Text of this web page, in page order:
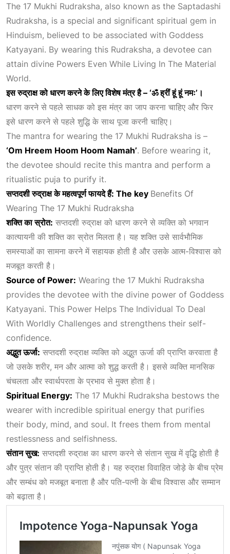
The 17 Mukhi Rudraksha, also known as the Saptadashi
Rudraksha, is a special and significant spiritual gem in
Hinduism, believed to be associated with Goddess
Katyayani. By wearing this Rudraksha, a devotee can
attain divine Powers Even While Living In The Material
World.
इसरुद्राक्षकोधारणकरनेकेलिएविशेषमंत्रहै – ‘ॐह्रींहूंहूंनमः’ ।
धारण करने से पहले साधक को इस मंत्र का जाप करना चाहिए और फिर
इसे धारण करने से पहले शुद्धि के साथ पूजा करनी चाहिए।
The mantra for wearing the 17 Mukhi Rudraksha is –
‘Om Hreem Hoom Hoom Namah’. Before wearing it,
the devotee should recite this mantra and perform a
ritualistic puja to purify it.
सप्तदशीरुद्राक्षकेमहत्वपूर्णफायदेहैं: The key Benefits Of
Wearing The 17 Mukhi Rudraksha
शक्तिकास्रोत: सप्तदशी रुद्राक्ष को धारण करने से व्यक्ति को भगवान
कात्यायनी की शक्ति का स्रोत मिलता है। यह शक्ति उसे सार्वभौमिक
समस्याओं का सामना करने में सहायक होती है और उसके आत्म-विश्वास को
मजबूत करती है।
Source of Power: Wearing the 17 Mukhi Rudraksha
provides the devotee with the divine power of Goddess
Katyayani. This Power Helps The Individual To Deal
With Worldly Challenges and strengthens their self-
confidence.
अद्भुतऊर्जा: सप्तदशी रुद्राक्ष व्यक्ति को अद्भुत ऊर्जा की प्राप्ति करवाता है
जो उसके शरीर, मन और आत्मा को शुद्ध करती है। इससे व्यक्ति मानसिक
चंचलता और स्वार्थपरता के प्रभाव से मुक्त होता है।
Spiritual Energy: The 17 Mukhi Rudraksha bestows the
wearer with incredible spiritual energy that purifies
their body, mind, and soul. It frees them from mental
restlessness and selfishness.
संतान सुख: सप्तदशी रुद्राक्ष का धारण करने से संतान सुख में वृद्धि होती है
और पुत्र संतान की प्राप्ति होती है। यह रुद्राक्ष विवाहित जोड़े के बीच प्रेम
और सम्बंध को मजबूत बनाता है और पति-पत्नी के बीच विश्वास और सम्मान
को बढ़ाता है।